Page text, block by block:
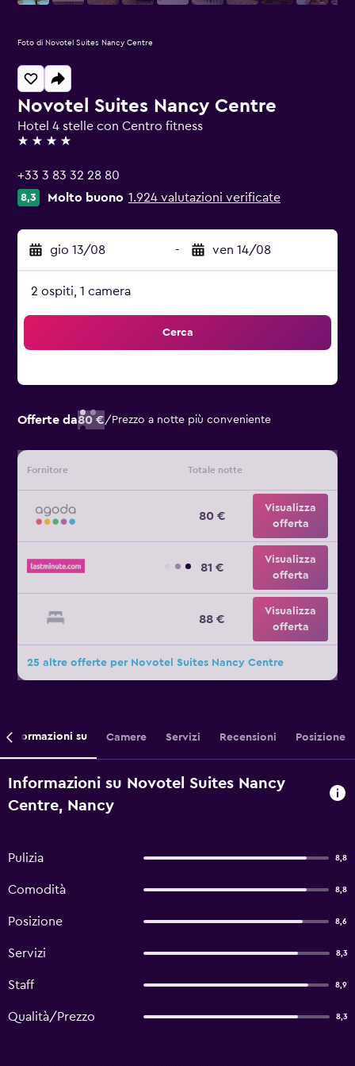
Novotel Suites Nancy Centre
Hotel 4 stelle con Centro fitness
4 stelle
+33 3 83 32 28 80
8,3 Molto buono 1.924 valutazioni verificate
gio 13/08 - ven 14/08
2 ospiti, 1 camera
Cerca
Offerte da80 €/ Prezzo a notte più conveniente
Fornitore Totale notte
80 €
Visualizza
offerta
81 €
Visualizza
offerta
88 €
Visualizza
offerta
25 altre offerte per Novotel Suites Nancy Centre
Foto di Novotel Suites Nancy Centre
Informazioni su Camere Servizi Recensioni Posizione
Informazioni su Novotel Suites Nancy
Centre, Nancy
Pulizia 8,8
Comodità 8,8
Posizione 8,6
Servizi 8,3
Staff 8,9
Qualità/Prezzo 8,3